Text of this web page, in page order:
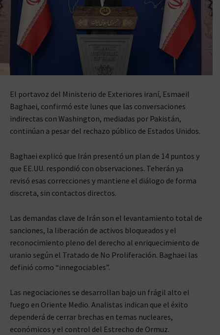
El portavoz del Ministerio de Exteriores iraní, Esmaeil
Baghaei, confirmó este lunes que las conversaciones
indirectas con Washington, mediadas por Pakistán,
continúan a pesar del rechazo público de Estados Unidos.
Baghaei explicó que Irán presentó un plan de 14 puntos y
que EE.UU. respondió con observaciones. Teherán ya
revisó esas correcciones y mantiene el diálogo de forma
discreta, sin contactos directos.
Las demandas clave de Irán son el levantamiento total de
sanciones, la liberación de activos bloqueados y el
reconocimiento pleno del derecho al enriquecimiento de
uranio según el Tratado de No Proliferación. Baghaei las
definió como “innegociables”.
Las negociaciones se desarrollan bajo un frágil alto el
fuego en Oriente Medio. Analistas indican que el éxito
dependerá de cerrar brechas en temas nucleares,
económicos y el control del Estrecho de Ormuz.